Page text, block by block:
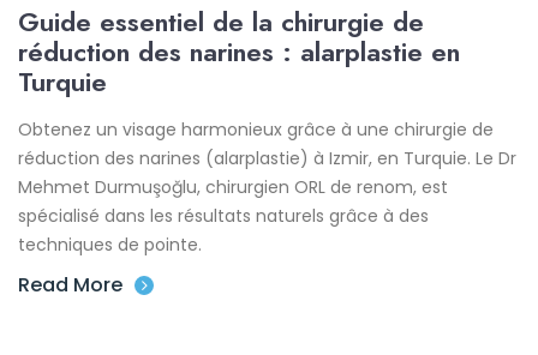
Guide essentiel de la chirurgie de
réduction des narines : alarplastie en
Turquie
Obtenez un visage harmonieux grâce à une chirurgie de
réduction des narines (alarplastie) à Izmir, en Turquie. Le Dr
Mehmet Durmuşoğlu, chirurgien ORL de renom, est
spécialisé dans les résultats naturels grâce à des
techniques de pointe.
Read More